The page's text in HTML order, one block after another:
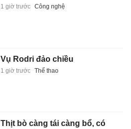
1 giờ trước Công nghệ
Vụ Rodri đảo chiều
1 giờ trước Thể thao
Thịt bò càng tái càng bổ, có